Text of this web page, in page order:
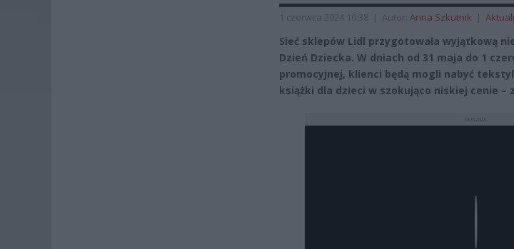
1 czerwca 2024 10:38 | Autor: Anna Szkutnik |
Sieć sklepów Lidl przygotowała wyjątkową
Dzień Dziecka. W dniach od 31 maja do 1
promocyjnej, klienci będą mogli nabyć
książki dla dzieci w szokująco niskiej cenie –